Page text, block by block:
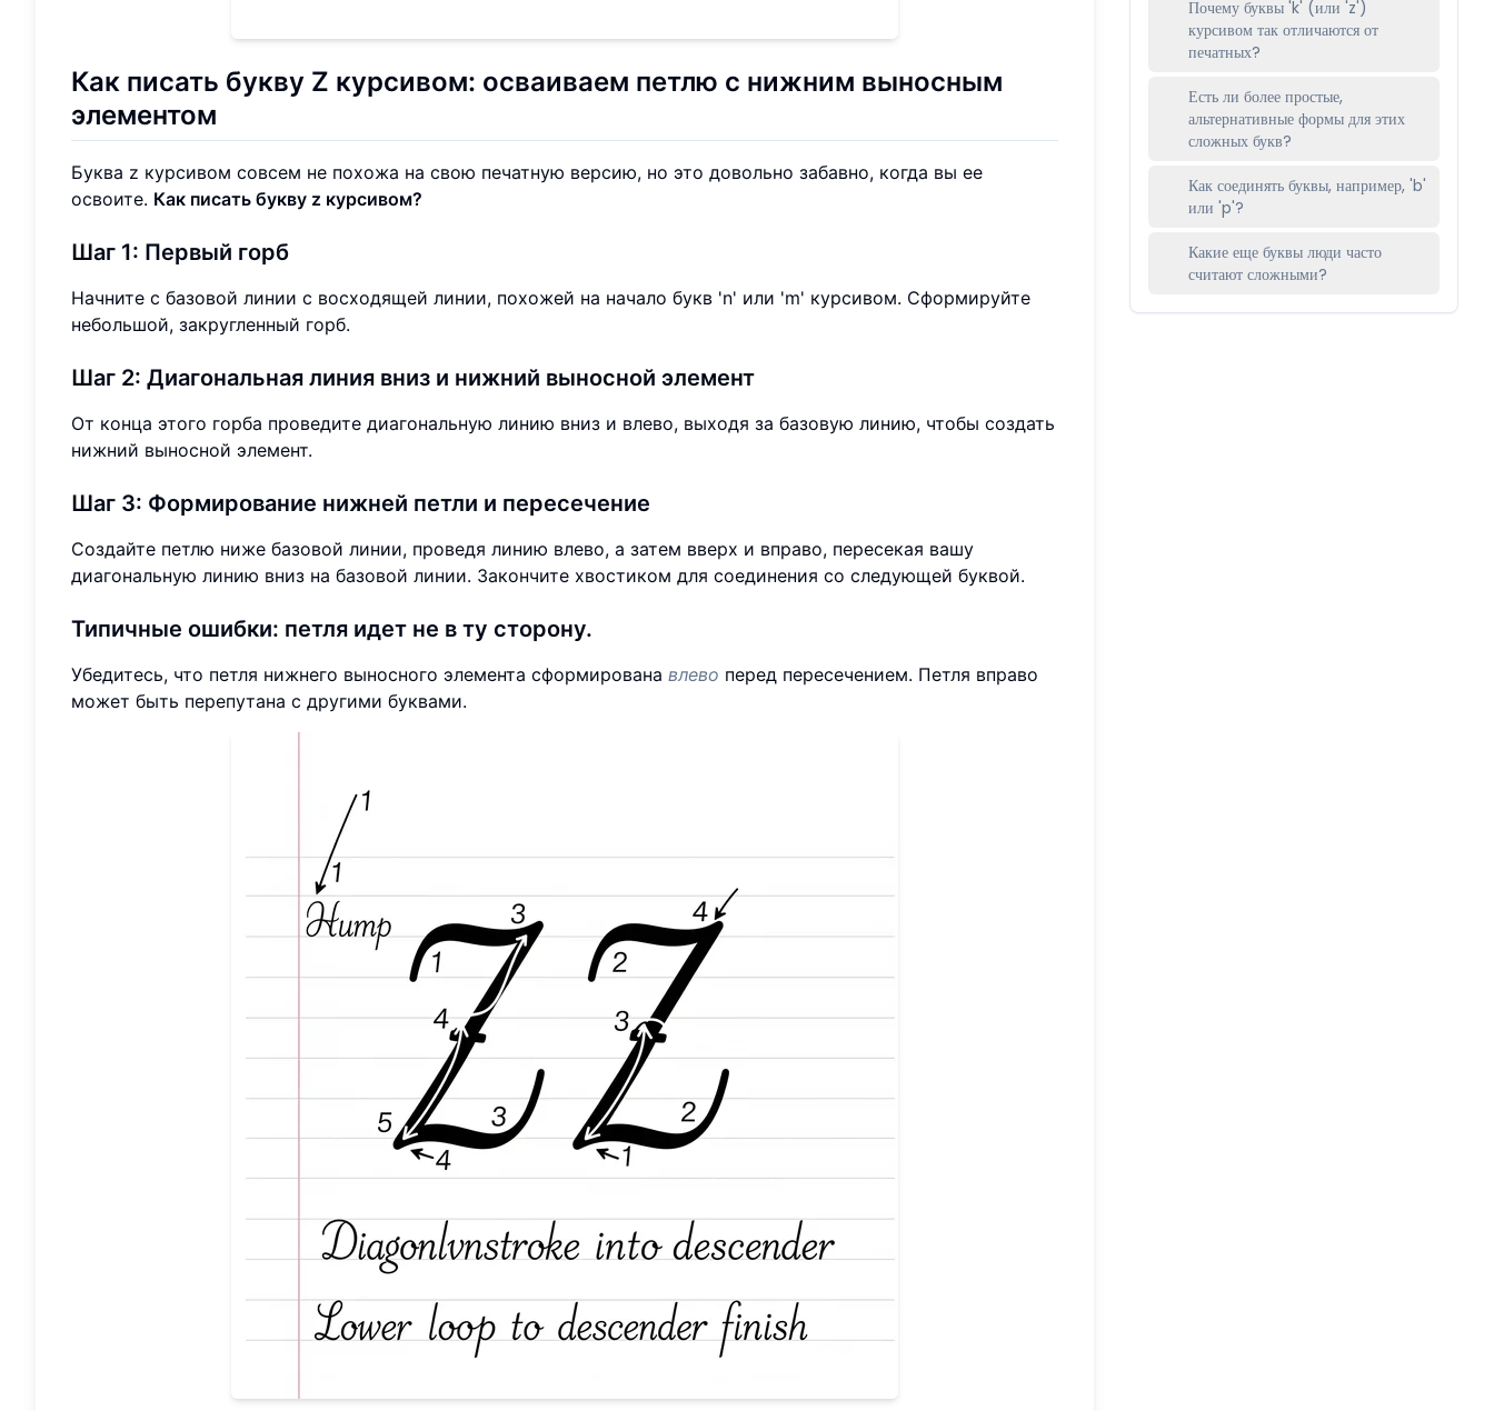
Как писать букву Z курсивом: осваиваем петлю с нижним выносным
элементом
Буква z курсивом совсем не похожа на свою печатную версию, но это довольно забавно, когда вы ее
освоите. Как писать букву z курсивом?
Шаг 1: Первый горб
Начните с базовой линии с восходящей линии, похожей на начало букв 'n' или 'm' курсивом. Сформируйте
небольшой, закругленный горб.
Шаг 2: Диагональная линия вниз и нижний выносной элемент
От конца этого горба проведите диагональную линию вниз и влево, выходя за базовую линию, чтобы создать
нижний выносной элемент.
Шаг 3: Формирование нижней петли и пересечение
Создайте петлю ниже базовой линии, проведя линию влево, а затем вверх и вправо, пересекая вашу
диагональную линию вниз на базовой линии. Закончите хвостиком для соединения со следующей буквой.
Типичные ошибки: петля идет не в ту сторону.
Убедитесь, что петля нижнего выносного элемента сформирована влево перед пересечением. Петля вправо
может быть перепутана с другими буквами.
Почему буквы 'k' (или 'z')
курсивом так отличаются от
печатных?
Есть ли более простые,
альтернативные формы для этих
сложных букв?
Как соединять буквы, например, 'b'
или 'p'?
Какие еще буквы люди часто
считают сложными?